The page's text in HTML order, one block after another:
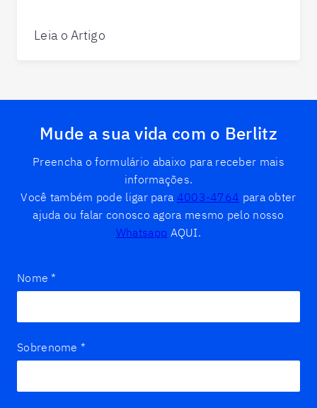
Leia o Artigo
Mude a sua vida com o Berlitz
Preencha o formulário abaixo para receber mais
informações.
Você também pode ligar para 4003-4764 para obter
ajuda ou falar conosco agora mesmo pelo nosso
Whatsapp AQUI.
Nome *
Sobrenome *